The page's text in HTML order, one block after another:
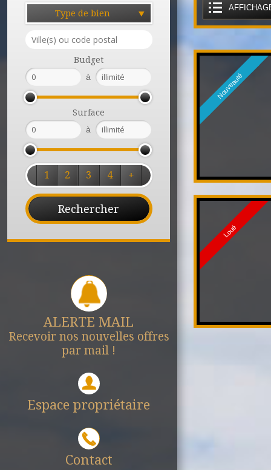
Type de bien
Budget
à
Surface
à
1 2 3 4 +
ALERTE MAIL
Recevoir nos nouvelles offres
par mail !
Espace propriétaire
Contact
Nouveauté
Loué